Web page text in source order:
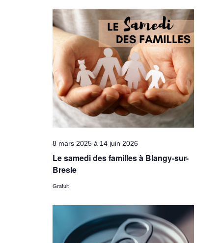
8 mars 2025 à 14 juin 2026
Le samedi des familles à Blangy-sur-
Bresle
Gratuit